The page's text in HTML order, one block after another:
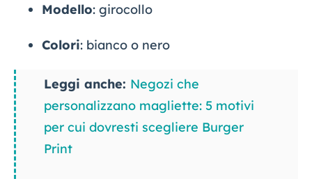
Modello: girocollo
Colori: bianco o nero
Leggi anche: Negozi che
personalizzano magliette: 5 motivi
per cui dovresti scegliere Burger
Print